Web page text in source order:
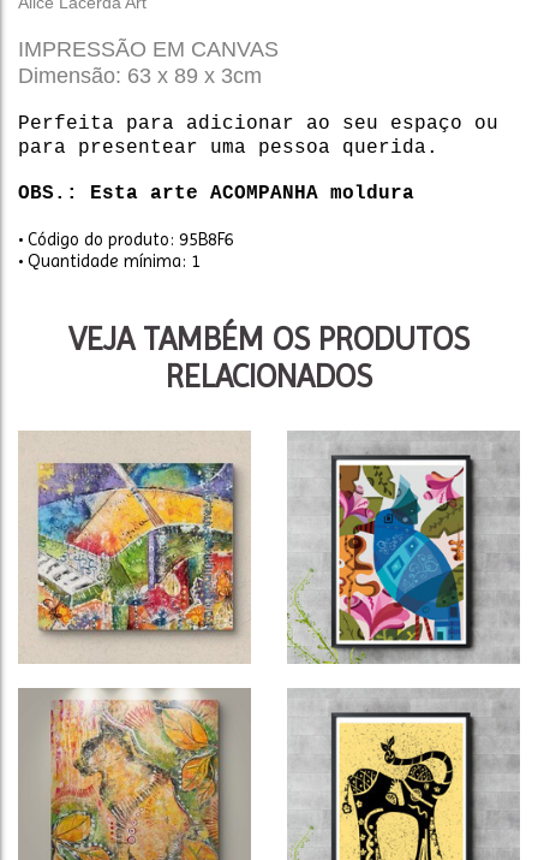
IMPRESSÃO EM CANVAS
Dimensão: 63 x 89 x 3cm
Perfeita para adicionar ao seu espaço ou
para presentear uma pessoa querida.
OBS.: Esta arte ACOMPANHA moldura
• Código do produto: 95B8F6
• Quantidade mínima: 1
VEJA TAMBÉM OS PRODUTOS
RELACIONADOS